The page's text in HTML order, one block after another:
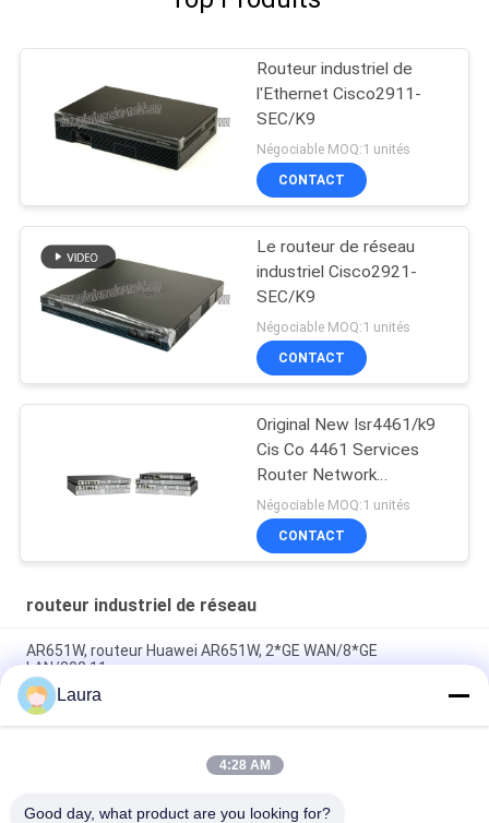
Routeur industriel de
l'Ethernet Cisco2911-
SEC/K9
Négociable MOQ:1 unités
CONTACT
Le routeur de réseau
industriel Cisco2921-
SEC/K9
Négociable MOQ:1 unités
CONTACT
Original New Isr4461/k9
Cis Co 4461 Services
Router Network
PouterISR4461/K9
Négociable MOQ:1 unités
CONTACT
routeur industriel de réseau
AR651W, routeur Huawei AR651W, 2*GE WAN/8*GE
LAN/802.11ac
AR6710-L14T2X4, routeur Huawei AR6700,
14xGE/2x10GE/4xSFP+
C8300-2N2S-4T2X, routeur Cisco C8300, 2x10GE
Laura
4:28 AM
Good day, what product are you looking for?